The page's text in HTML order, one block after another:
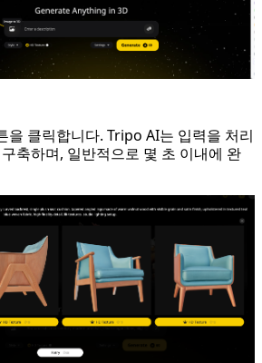
클릭합니다. Tripo AI는 입력을 처리
축하며, 일반적으로 몇 초 이내에 완